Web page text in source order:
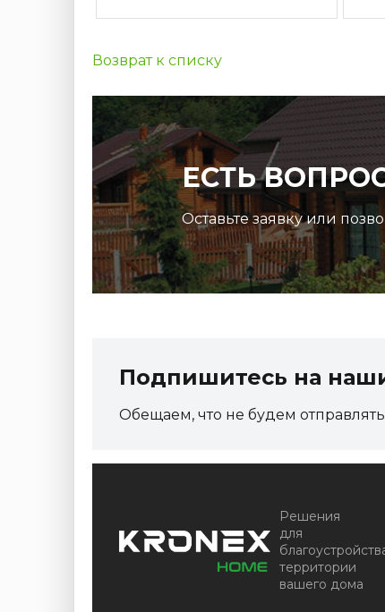
Возврат к списку
ЕСТЬ
Оставьте заявку или
Подпишитесь на
Обещаем, что не будем
Решения
для
территории
вашего дома